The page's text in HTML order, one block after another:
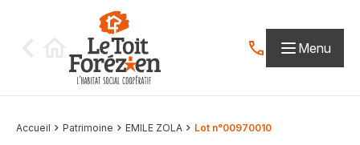
Contactez-nous
Menu
Accueil Patrimoine EMILE ZOLA Lot n°00970010